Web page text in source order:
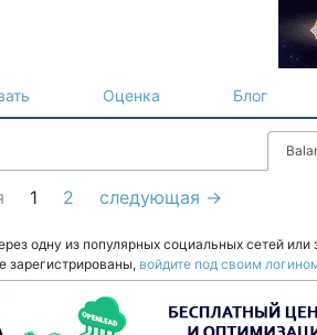
Оценка Блог
1 2 следующая →
одну из популярных социальных сетей
зарегистрированы, войдите под своим